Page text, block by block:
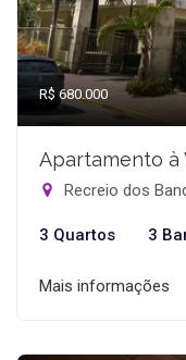
R$ 680.000
Apartamento à
Recreio dos
3 Quartos 3
Mais informações